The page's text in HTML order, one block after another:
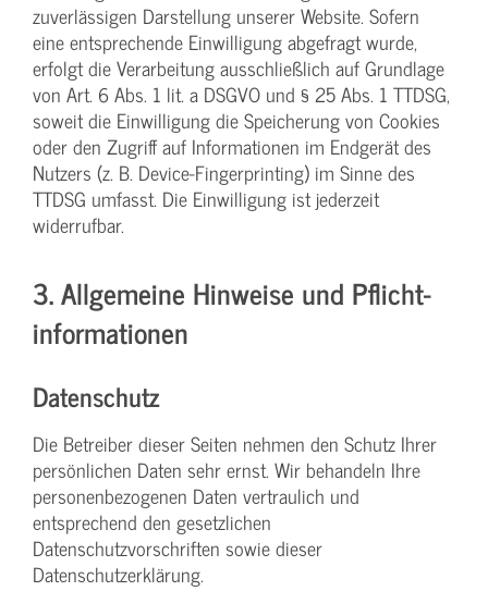
zuverlässigen Darstellung unserer Website. Sofern
eine entsprechende Einwilligung abgefragt wurde,
erfolgt die Verarbeitung ausschließlich auf Grundlage
von Art. 6 Abs. 1 lit. a DSGVO und § 25 Abs. 1 TTDSG,
soweit die Einwilligung die Speicherung von Cookies
oder den Zugriff auf Informationen im Endgerät des
Nutzers (z. B. Device-Fingerprinting) im Sinne des
TTDSG umfasst. Die Einwilligung ist jederzeit
widerrufbar.
3. Allgemeine Hinweise und Pflicht­
informationen
Datenschutz
Die Betreiber dieser Seiten nehmen den Schutz Ihrer
persönlichen Daten sehr ernst. Wir behandeln Ihre
personenbezogenen Daten vertraulich und
entsprechend den gesetzlichen
Datenschutzvorschriften sowie dieser
Datenschutzerklärung.